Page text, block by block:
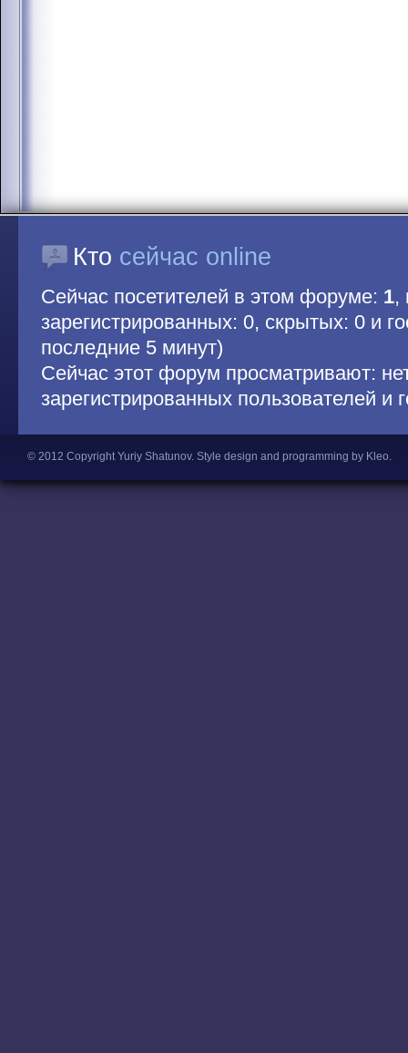
Кто сейчас online
Сейчас посетителей в этом форуме: 1,
зарегистрированных: 0, скрытых: 0 и
последние 5 минут)
Сейчас этот форум просматривают:
зарегистрированных пользователей и
© 2012 Copyright Yuriy Shatunov. Style design and programming by Kleo.